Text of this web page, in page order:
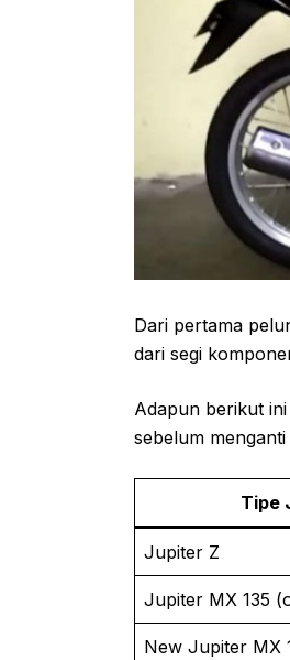
Dari pertama
dari segi
Adapun berikut
sebelum
Tipe
Jupiter Z
Jupiter MX 135
New Jupiter MX